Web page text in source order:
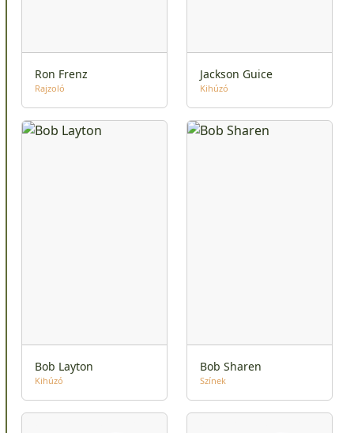
Ron Frenz
Rajzoló
Jackson Guice
Kihúzó
Bob Layton
Kihúzó
Bob Sharen
Színek